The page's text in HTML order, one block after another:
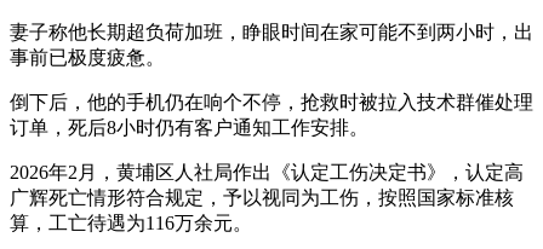
妻子称他长期超负荷加班，睁眼时间在家可能不到两小时，出
事前已极度疲惫。
倒下后，他的手机仍在响个不停，抢救时被拉入技术群催处理
订单，死后8小时仍有客户通知工作安排。
2026年2月，黄埔区人社局作出《认定工伤决定书》，认定高
广辉死亡情形符合规定，予以视同为工伤，按照国家标准核
算，工亡待遇为116万余元。